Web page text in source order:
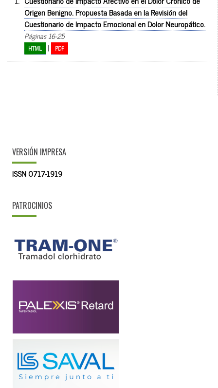
Origen Benigno. Propuesta Basada en la Revisión del
Cuestionario de Impacto Emocional en Dolor Neuropático.
Páginas 16-25
HTML | PDF
VERSIÓN IMPRESA
ISSN 0717-1919
PATROCINIOS